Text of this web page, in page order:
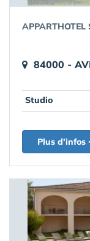
APPARTHOTEL
84000 -
Studio
Plus d'infos